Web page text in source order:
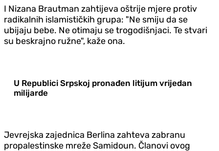
I Nizana Brautman zahtijeva oštrije mjere protiv
radikalnih islamističkih grupa: "Ne smiju da se
ubijaju bebe. Ne otimaju se trogodišnjaci. Te stvari
su beskrajno ružne", kaže ona.
U Republici Srpskoj pronađen litijum vrijedan
milijarde
Jevrejska zajednica Berlina zahteva zabranu
propalestinske mreže Samidoun. Članovi ovog